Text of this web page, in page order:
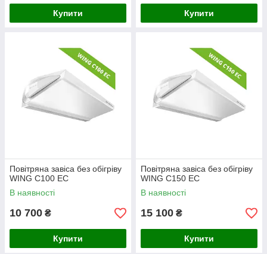
Купити Купити
Повітряна завіса без обігріву
WING C100 ЕС
В наявності
10 700 ₴
Купити
Повітряна завіса без обігріву
WING C150 ЕС
В наявності
15 100 ₴
Купити